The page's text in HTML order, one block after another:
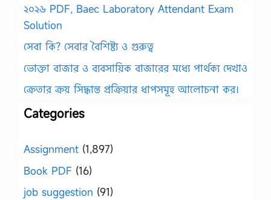
২০২৬ PDF, Baec Laboratory Attendant Exam
Solution
সেবা কি? সেবার বৈশিষ্ট্য ও গুরুত্ব
ভোক্তা বাজার ও ব্যবসায়িক বাজারের মধ্যে পার্থক্য দেখাও
ক্রেতার ক্রয় সিদ্ধান্ত প্রক্রিয়ার ধাপসমূহ আলোচনা কর।
Categories
Assignment (1,897)
Book PDF (16)
job suggestion (91)